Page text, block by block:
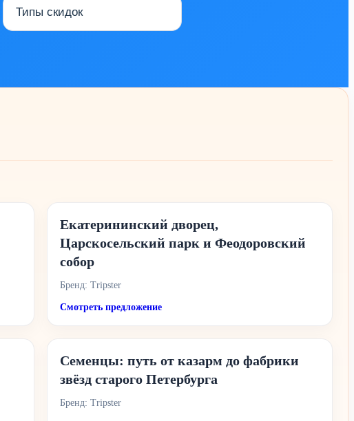
Екатерининский дворец,
Царскосельский парк и Феодоровский
собор
Бренд: Tripster
Смотреть предложение
Семенцы: путь от казарм до фабрики
звёзд старого Петербурга
Бренд: Tripster